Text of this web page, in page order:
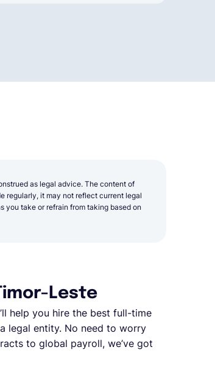
as legal advice. The content of
regularly, it may not reflect current legal
you take or refrain from taking based on
Leste
help you hire the best full-time
legal entity. No need to worry
to global payroll, we’ve got